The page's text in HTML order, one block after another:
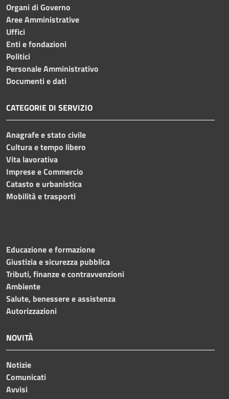
Organi di Governo
Aree Amministrative
Uffici
Enti e fondazioni
Politici
Personale Amministrativo
Documenti e dati
CATEGORIE DI SERVIZIO
Anagrafe e stato civile
Cultura e tempo libero
Vita lavorativa
Imprese e Commercio
Catasto e urbanistica
Mobilità e trasporti
Educazione e formazione
Giustizia e sicurezza pubblica
Tributi, finanze e contravvenzioni
Ambiente
Salute, benessere e assistenza
Autorizzazioni
NOVITÀ
Notizie
Comunicati
Avvisi